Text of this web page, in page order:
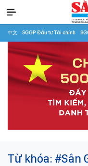
中文 SGGP Đầu tư Tài chính
Từ khóa: #Sân